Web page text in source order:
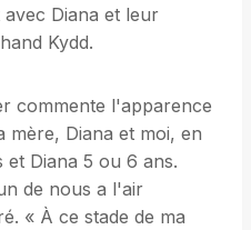
Diana et leur
Kydd.
commente l'apparence
mère, Diana et moi, en
et Diana 5 ou 6 ans.
de nous a l'air
« À ce stade de ma